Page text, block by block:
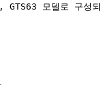
모델로 구성